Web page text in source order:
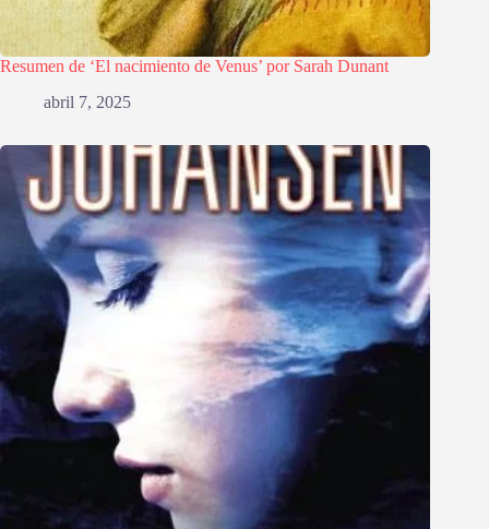
Resumen de ‘El nacimiento de Venus’ por Sarah Dunant
abril 7, 2025